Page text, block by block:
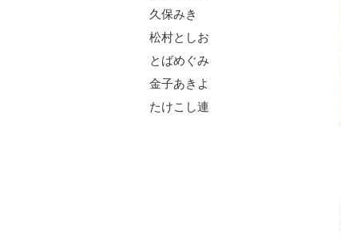
久保みき
松村としお
とばめぐみ
金子あきよ
たけこし連